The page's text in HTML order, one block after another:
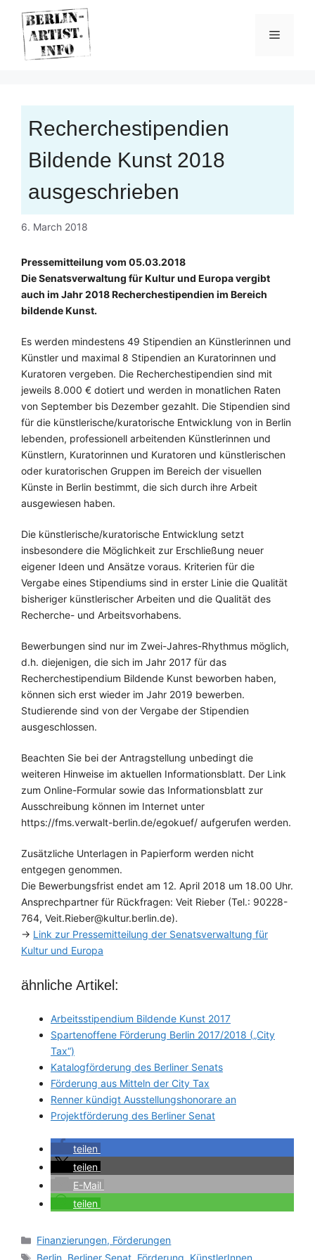
content
Menu
Recherchestipendien
Bildende Kunst 2018
ausgeschrieben
6. March 2018
Pressemitteilung vom 05.03.2018
Die Senatsverwaltung für Kultur und Europa vergibt
auch im Jahr 2018 Recherchestipendien im Bereich
bildende Kunst.
Es werden mindestens 49 Stipendien an Künstlerinnen und
Künstler und maximal 8 Stipendien an Kuratorinnen und
Kuratoren vergeben. Die Recherchestipendien sind mit
jeweils 8.000 € dotiert und werden in monatlichen Raten
von September bis Dezember gezahlt. Die Stipendien sind
für die künstlerische/kuratorische Entwicklung von in Berlin
lebenden, professionell arbeitenden Künstlerinnen und
Künstlern, Kuratorinnen und Kuratoren und künstlerischen
oder kuratorischen Gruppen im Bereich der visuellen
Künste in Berlin bestimmt, die sich durch ihre Arbeit
ausgewiesen haben.
Die künstlerische/kuratorische Entwicklung setzt
insbesondere die Möglichkeit zur Erschließung neuer
eigener Ideen und Ansätze voraus. Kriterien für die
Vergabe eines Stipendiums sind in erster Linie die Qualität
bisheriger künstlerischer Arbeiten und die Qualität des
Recherche- und Arbeitsvorhabens.
Bewerbungen sind nur im Zwei-Jahres-Rhythmus möglich,
d.h. diejenigen, die sich im Jahr 2017 für das
Recherchestipendium Bildende Kunst beworben haben,
können sich erst wieder im Jahr 2019 bewerben.
Studierende sind von der Vergabe der Stipendien
ausgeschlossen.
Beachten Sie bei der Antragstellung unbedingt die
weiteren Hinweise im aktuellen Informationsblatt. Der Link
zum Online-Formular sowie das Informationsblatt zur
Ausschreibung können im Internet unter
https://fms.verwalt-berlin.de/egokuef/ aufgerufen werden.
Zusätzliche Unterlagen in Papierform werden nicht
entgegen genommen.
Die Bewerbungsfrist endet am 12. April 2018 um 18.00 Uhr.
Ansprechpartner für Rückfragen: Veit Rieber (Tel.: 90228-
764, Veit.Rieber@kultur.berlin.de).
→ Link zur Pressemitteilung der Senatsverwaltung für
Kultur und Europa
ähnliche Artikel:
Arbeitsstipendium Bildende Kunst 2017
Spartenoffene Förderung Berlin 2017/2018 („City
Tax“)
Katalogförderung des Berliner Senats
Förderung aus Mitteln der City Tax
Renner kündigt Ausstellungshonorare an
Projektförderung des Berliner Senat
teilen
teilen
E-Mail
teilen
Categories
Finanzierungen, Förderungen
Tags
Berlin Berliner Senat Förderung KünstlerInnen